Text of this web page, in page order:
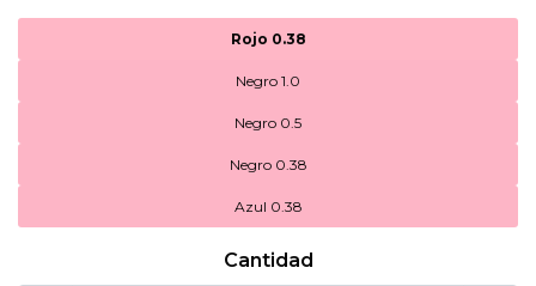
Rojo 0.38
Negro 1.0
Negro 0.5
Negro 0.38
Azul 0.38
Cantidad